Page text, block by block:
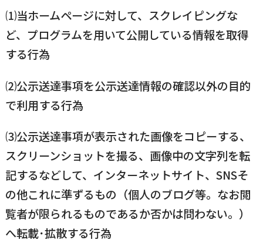
⑴当ホームページに対して、スクレイピングな
ど、プログラムを用いて公開している情報を取得
する行為
⑵公示送達事項を公示送達情報の確認以外の目的
で利用する行為
⑶公示送達事項が表示された画像をコピーする、
スクリーンショットを撮る、画像中の文字列を転
記するなどして、インターネットサイト、SNSそ
の他これに準ずるもの（個人のブログ等。なお閲
覧者が限られるものであるか否かは問わない。）
へ転載･拡散する行為